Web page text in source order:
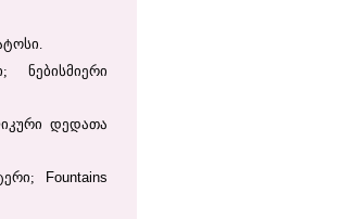
ნებისმიერი
დედათა
Fountains